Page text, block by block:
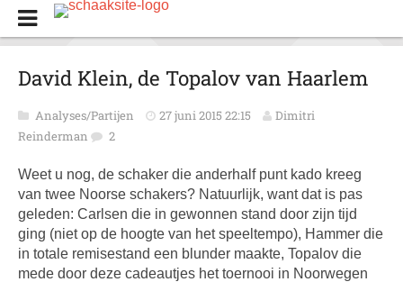
David Klein, de Topalov van Haarlem
Analyses/Partijen 27 juni 2015 22:15
Dimitri
Reinderman
2
Weet u nog, de schaker die anderhalf punt kado kreeg
van twee Noorse schakers? Natuurlijk, want dat is pas
geleden: Carlsen die in gewonnen stand door zijn tijd
ging (niet op de hoogte van het speeltempo), Hammer die
in totale remisestand een blunder maakte, Topalov die
mede door deze cadeautjes het toernooi in Noorwegen